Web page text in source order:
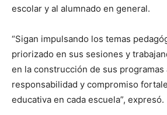
escolar y al alumnado en general.
“Sigan impulsando los temas
priorizado en sus sesiones y
en la construcción de sus programas
responsabilidad y compromiso
educativa en cada escuela”, expresó.